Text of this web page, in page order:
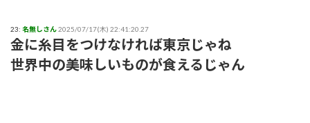
23: 名無しさん2025/07/17(木) 22:41:20.27
金に糸目をつけなければ東京じゃね
世界中の美味しいものが食えるじゃん